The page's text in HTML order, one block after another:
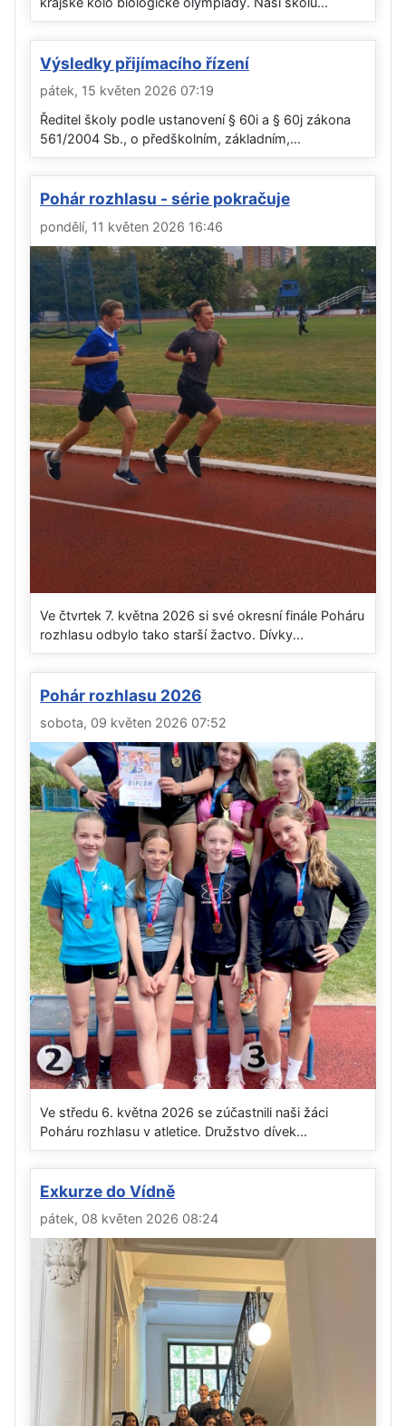
Výsledky přijímacího řízení
pátek, 15 květen 2026 07:19
Ředitel školy podle ustanovení § 60i a § 60j zákona
561/2004 Sb., o předškolním, základním,...
Pohár rozhlasu - série pokračuje
pondělí, 11 květen 2026 16:46
Ve čtvrtek 7. května 2026 si své okresní finále Poháru
rozhlasu odbylo tako starší žactvo. Dívky...
Pohár rozhlasu 2026
sobota, 09 květen 2026 07:52
Ve středu 6. května 2026 se zúčastnili naši žáci
Poháru rozhlasu v atletice. Družstvo dívek...
Exkurze do Vídně
pátek, 08 květen 2026 08:24